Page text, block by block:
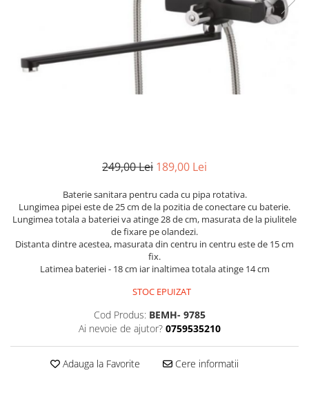
249,00 Lei 189,00 Lei
Baterie sanitara pentru cada cu pipa rotativa.
Lungimea pipei este de 25 cm de la pozitia de conectare cu baterie.
Lungimea totala a bateriei va atinge 28 de cm, masurata de la piulitele
de fixare pe olandezi.
Distanta dintre acestea, masurata din centru in centru este de 15 cm
fix.
Latimea bateriei - 18 cm iar inaltimea totala atinge 14 cm
STOC EPUIZAT
Cod Produs: BEMH- 9785
Ai nevoie de ajutor? 0759535210
Adauga la Favorite Cere informatii